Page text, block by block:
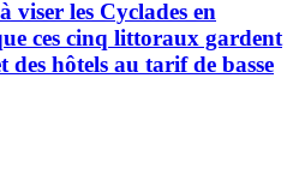
viser les Cyclades en
ces cinq littoraux gardent
des hôtels au tarif de basse